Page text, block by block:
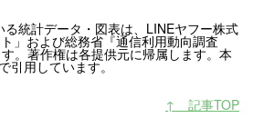
統計データ・図表は、LINEヤフー株式
」および総務省『通信利用動向調査
。 著作権は各提供元に帰属します。本
引用しています。
↑ 記事TOP